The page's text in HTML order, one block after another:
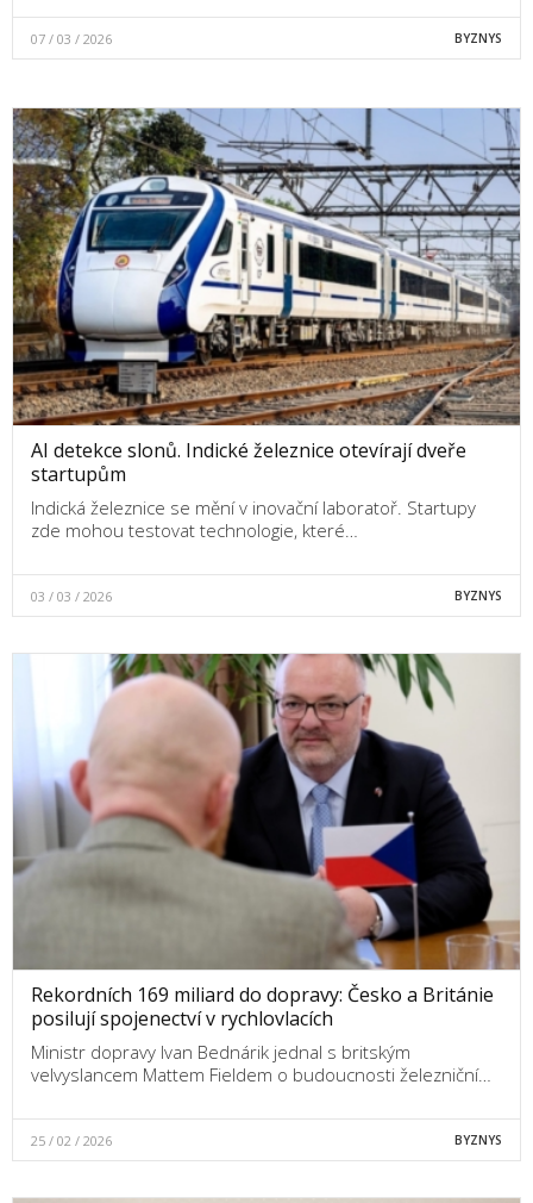
07 / 03 / 2026 BYZNYS
AI detekce slonů. Indické železnice otevírají dveře
startupům
Indická železnice se mění v inovační laboratoř. Startupy
zde mohou testovat technologie, které…
03 / 03 / 2026 BYZNYS
Rekordních 169 miliard do dopravy: Česko a Británie
posilují spojenectví v rychlovlacích
Ministr dopravy Ivan Bednárik jednal s britským
velvyslancem Mattem Fieldem o budoucnosti železniční…
25 / 02 / 2026 BYZNYS